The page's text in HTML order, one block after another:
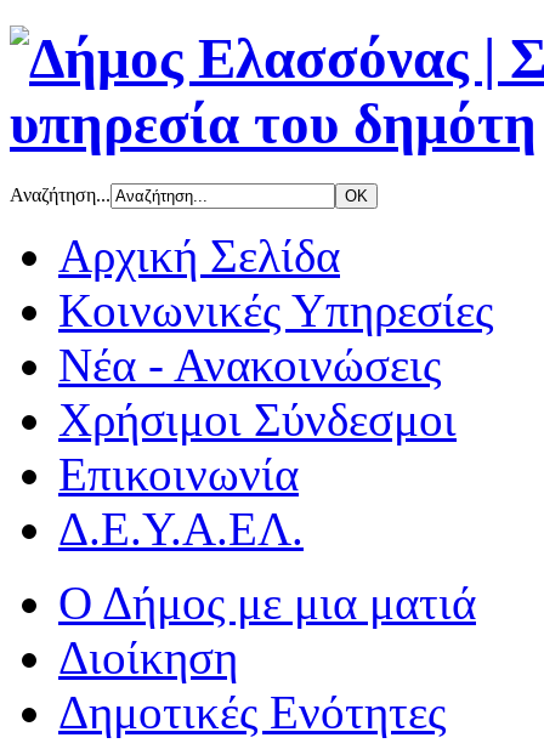
Αναζήτηση...
Αρχική Σελίδα
Κοινωνικές Υπηρεσίες
Νέα - Ανακοινώσεις
Χρήσιμοι Σύνδεσμοι
Επικοινωνία
Δ.Ε.Υ.Α.ΕΛ.
Ο Δήμος με μια ματιά
Διοίκηση
Δημοτικές Ενότητες